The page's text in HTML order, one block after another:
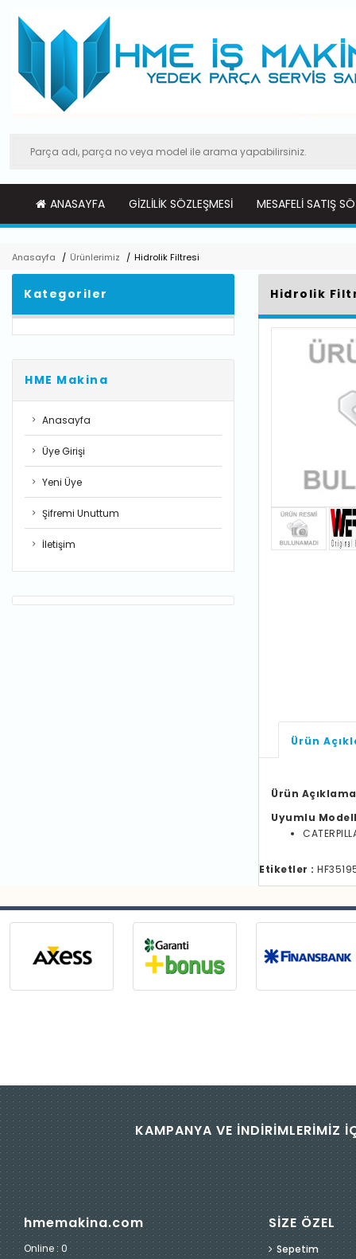
ANASAYFA GIZLILIK SÖZLEŞMESI MESAFELI SATIŞ
Anasayfa / Ürünlerimiz / Hidrolik Filtresi
Kategoriler
HME Makina
Anasayfa
Üye Girişi
Yeni Üye
Şifremi Unuttum
İletişim
Hidrolik
Ürün
Ürün
Uyumlu
Etiketler :
KAMPANYA VE İNDİRİMLERİMİZ
hmemakina.com
Online : 0
SİZE ÖZEL
Sepetim